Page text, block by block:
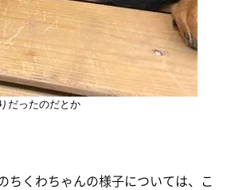
だったのだとか
ちくわちゃんの様子については、こ